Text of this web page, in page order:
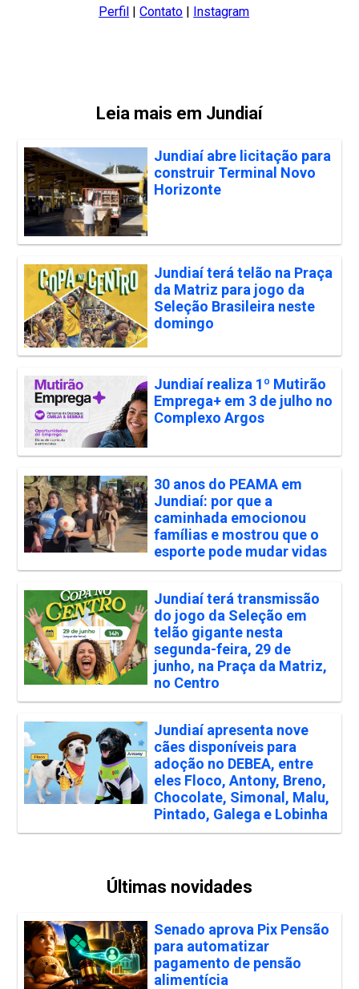
Perfil |Contato | Instagram
Leia mais em Jundiaí
Jundiaí abre licitação para
construir Terminal Novo
Horizonte
Jundiaí terá telão na Praça
da Matriz para jogo da
Seleção Brasileira neste
domingo
Jundiaí realiza 1º Mutirão
Emprega+ em 3 de julho no
Complexo Argos
30 anos do PEAMA em
Jundiaí: por que a
caminhada emocionou
famílias e mostrou que o
esporte pode mudar vidas
Jundiaí terá transmissão
do jogo da Seleção em
telão gigante nesta
segunda-feira, 29 de
junho, na Praça da Matriz,
no Centro
Jundiaí apresenta nove
cães disponíveis para
adoção no DEBEA, entre
eles Floco, Antony, Breno,
Chocolate, Simonal, Malu,
Pintado, Galega e Lobinha
Últimas novidades
Senado aprova Pix Pensão
para automatizar
pagamento de pensão
alimentícia